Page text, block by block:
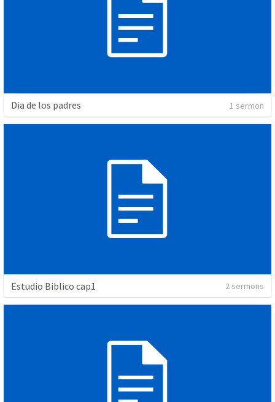
Dia de los padres 1 sermon
Estudio Biblico cap1 2 sermons